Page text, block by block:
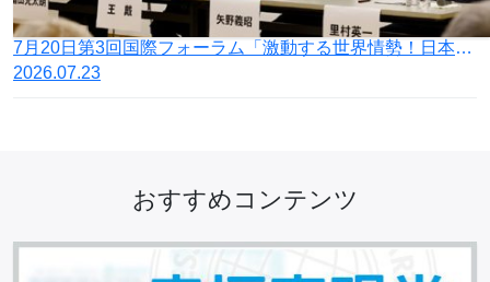
7月20日第3回国際フォーラム「激動する世界情勢！日本の針路を問う」開催
2026.07.23
おすすめコンテンツ